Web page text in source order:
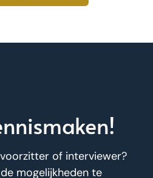
of interviewer?
mogelijkheden te